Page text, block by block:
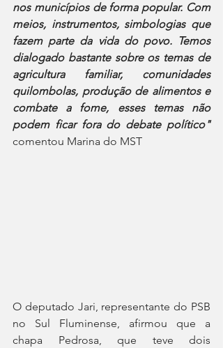
nos municípios de forma popular. Com
meios, instrumentos, simbologias que
fazem parte da vida do povo. Temos
dialogado bastante sobre os temas de
agricultura familiar, comunidades
quilombolas, produção de alimentos e
combate a fome, esses temas não
podem ficar fora do debate político"
comentou Marina do MST
O deputado Jari, representante do PSB
no Sul Fluminense, afirmou que a
chapa Pedrosa, que teve dois